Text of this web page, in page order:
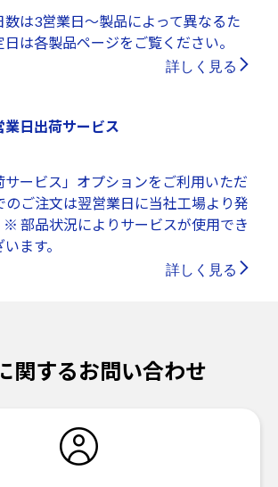
数は3営業日～製品によって異なるた
は各製品ページをご覧ください。
詳しく見る
業日出荷サービス
サービス」オプションをご利用いただ
のご注文は翌営業日に当社工場より発
※ 部品状況によりサービスが使用でき
ます。
詳しく見る
関するお問い合わせ